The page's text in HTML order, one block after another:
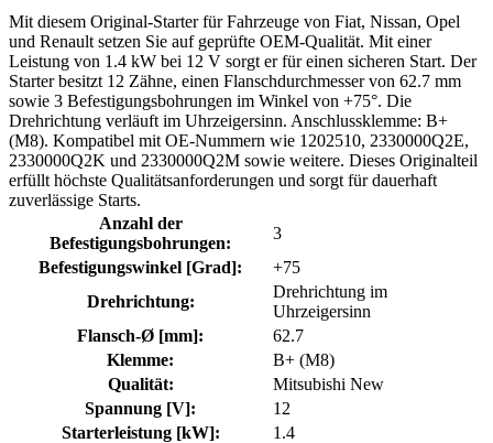
Mit diesem Original-Starter für Fahrzeuge von Fiat, Nissan, Opel
und Renault setzen Sie auf geprüfte OEM-Qualität. Mit einer
Leistung von 1.4 kW bei 12 V sorgt er für einen sicheren Start. Der
Starter besitzt 12 Zähne, einen Flanschdurchmesser von 62.7 mm
sowie 3 Befestigungsbohrungen im Winkel von +75°. Die
Drehrichtung verläuft im Uhrzeigersinn. Anschlussklemme: B+
(M8). Kompatibel mit OE-Nummern wie 1202510, 2330000Q2E,
2330000Q2K und 2330000Q2M sowie weitere. Dieses Originalteil
erfüllt höchste Qualitätsanforderungen und sorgt für dauerhaft
zuverlässige Starts.
Anzahl der
Befestigungsbohrungen:
3
Befestigungswinkel [Grad]:
+75
Drehrichtung:
Drehrichtung im
Uhrzeigersinn
Flansch-Ø [mm]:
62.7
Klemme:
B+ (M8)
Qualität:
Mitsubishi New
Spannung [V]:
12
Starterleistung [kW]:
1.4